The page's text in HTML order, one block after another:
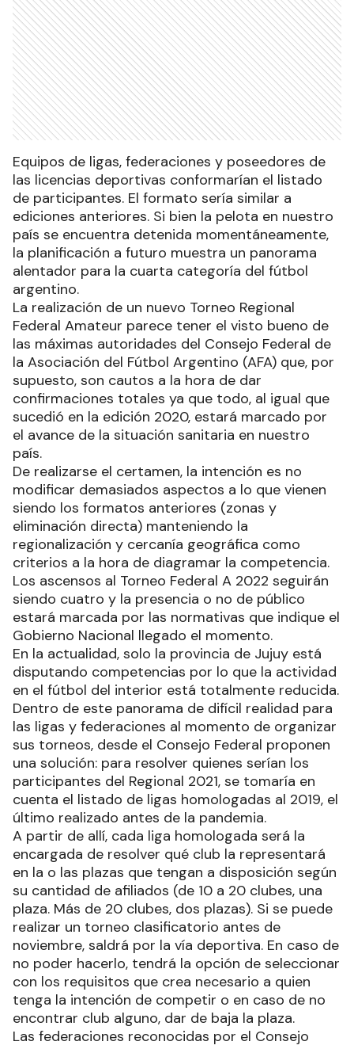
Equipos de ligas, federaciones y poseedores de
las licencias deportivas conformarían el listado
de participantes. El formato sería similar a
ediciones anteriores. Si bien la pelota en nuestro
país se encuentra detenida momentáneamente,
la planificación a futuro muestra un panorama
alentador para la cuarta categoría del fútbol
argentino.
La realización de un nuevo Torneo Regional
Federal Amateur parece tener el visto bueno de
las máximas autoridades del Consejo Federal de
la Asociación del Fútbol Argentino (AFA) que, por
supuesto, son cautos a la hora de dar
confirmaciones totales ya que todo, al igual que
sucedió en la edición 2020, estará marcado por
el avance de la situación sanitaria en nuestro
país.
De realizarse el certamen, la intención es no
modificar demasiados aspectos a lo que vienen
siendo los formatos anteriores (zonas y
eliminación directa) manteniendo la
regionalización y cercanía geográfica como
criterios a la hora de diagramar la competencia.
Los ascensos al Torneo Federal A 2022 seguirán
siendo cuatro y la presencia o no de público
estará marcada por las normativas que indique el
Gobierno Nacional llegado el momento.
En la actualidad, solo la provincia de Jujuy está
disputando competencias por lo que la actividad
en el fútbol del interior está totalmente reducida.
Dentro de este panorama de difícil realidad para
las ligas y federaciones al momento de organizar
sus torneos, desde el Consejo Federal proponen
una solución: para resolver quienes serían los
participantes del Regional 2021, se tomaría en
cuenta el listado de ligas homologadas al 2019, el
último realizado antes de la pandemia.
A partir de allí, cada liga homologada será la
encargada de resolver qué club la representará
en la o las plazas que tengan a disposición según
su cantidad de afiliados (de 10 a 20 clubes, una
plaza. Más de 20 clubes, dos plazas). Si se puede
realizar un torneo clasificatorio antes de
noviembre, saldrá por la vía deportiva. En caso de
no poder hacerlo, tendrá la opción de seleccionar
con los requisitos que crea necesario a quien
tenga la intención de competir o en caso de no
encontrar club alguno, dar de baja la plaza.
Las federaciones reconocidas por el Consejo